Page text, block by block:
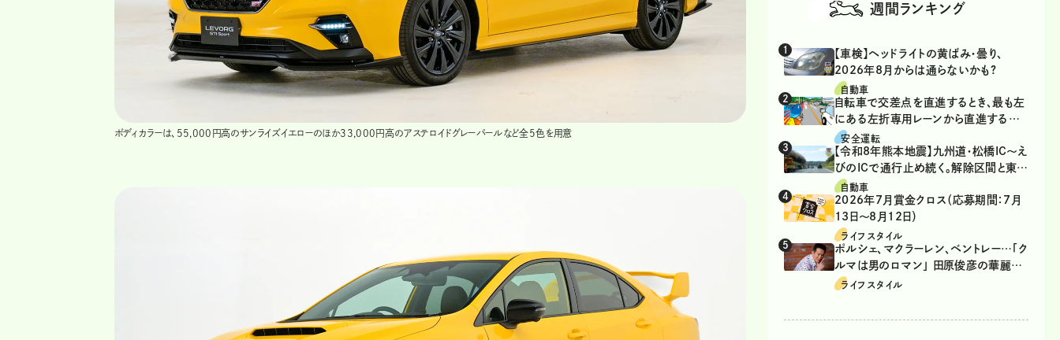
ボディカラーは、55,000円高のサンライズイエローのほか33,000円高のアステロイドグレーパールなど全5色を用意
週間ランキング
【車検】ヘッドライトの黄ばみ・曇り、
2026年8月からは通らないかも?
自動車
自転車で交差点を直進するとき、最も左
にある左折専用レーンから直進するの
は、違反？
安全運転
【令和8年熊本地震】九州道・松橋IC～え
びのICで通行止め続く。解除区間と東九
州道の迂回ルート
自動車
2026年7月賞金クロス（応募期間：7月
13日～8月12日）
ライフスタイル
ポルシェ、マクラーレン、ベントレー…「ク
ルマは男のロマン」 田原俊彦の華麗な
る愛車遍歴
ライフスタイル